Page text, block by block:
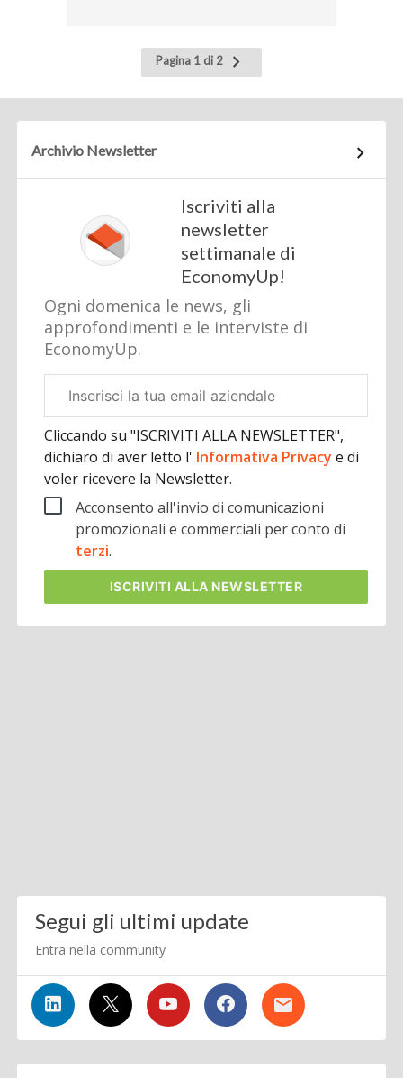
Pagina 1 di 2
Pagina
successiva
Archivio Newsletter
Iscriviti alla
newsletter
settimanale di
EconomyUp!
Ogni domenica le news, gli
approfondimenti e le interviste di
EconomyUp.
aziendale
Cliccando su "ISCRIVITI ALLA NEWSLETTER",
dichiaro di aver letto l' Informativa Privacye di
voler ricevere la Newsletter.
Acconsento all'invio di comunicazioni
promozionali e commerciali per conto di
terzi.
ISCRIVITI ALLA NEWSLETTER
Segui gli ultimi update
Entra nella community